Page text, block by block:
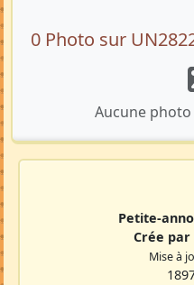
0 Photo sur
Aucune
Petite-
Crée par
Mise à